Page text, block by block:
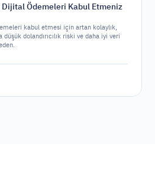
Ödemeleri Kabul Etmeniz
kabul etmesi için artan kolaylık,
dolandırıcılık riski ve daha iyi veri